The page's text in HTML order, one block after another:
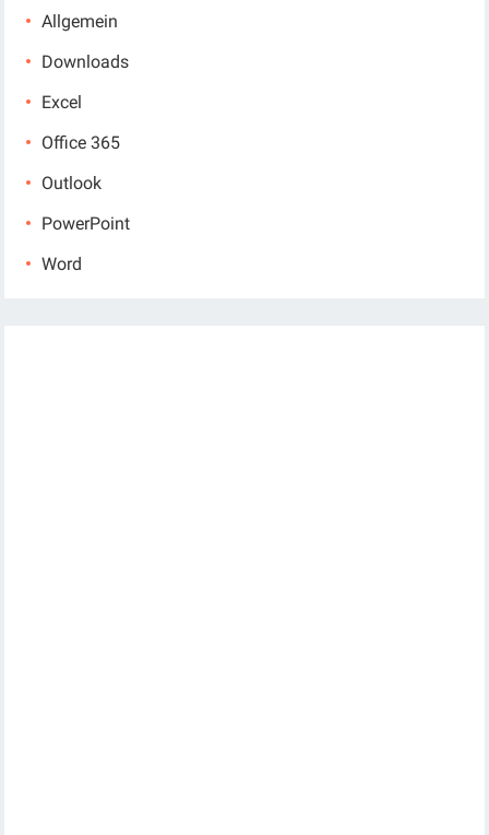
Allgemein
Downloads
Excel
Office 365
Outlook
PowerPoint
Word